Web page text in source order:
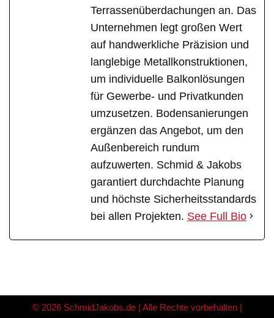
Terrassenüberdachungen an. Das
Unternehmen legt großen Wert
auf handwerkliche Präzision und
langlebige Metallkonstruktionen,
um individuelle Balkonlösungen
für Gewerbe- und Privatkunden
umzusetzen. Bodensanierungen
ergänzen das Angebot, um den
Außenbereich rundum
aufzuwerten. Schmid & Jakobs
garantiert durchdachte Planung
und höchste Sicherheitsstandards
bei allen Projekten. See Full Bio
© 2026 SchmidJakobs.de | Alle Rechte vorbehalten |